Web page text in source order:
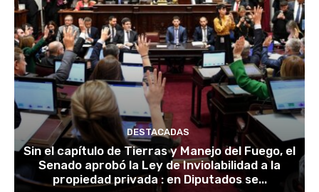
DESTACADAS
Sin el capítulo de Tierras y Manejo del Fuego, el
Senado aprobó la Ley de Inviolabilidad a la
propiedad privada : en Diputados se...